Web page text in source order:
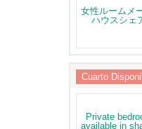
Cuarto